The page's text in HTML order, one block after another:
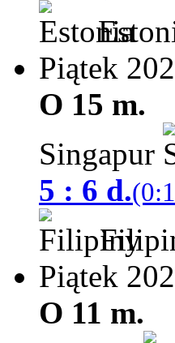
Piątek
O 15 m.
Singapur
5 : 6 d.
Piątek
O 11 m.